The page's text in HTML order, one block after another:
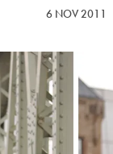
6 NOV 2011